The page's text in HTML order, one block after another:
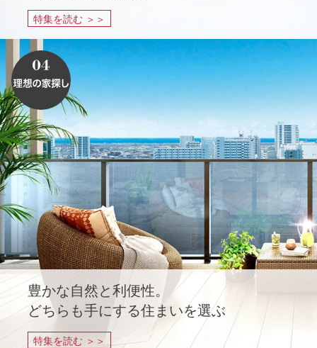
特集を読む ＞＞
豊かな自然と利便性。
どちらも手にする住まいを選ぶ
特集を読む ＞＞